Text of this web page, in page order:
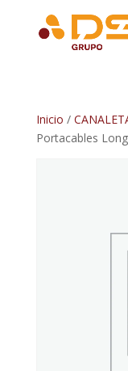
Inicio /
Portacables